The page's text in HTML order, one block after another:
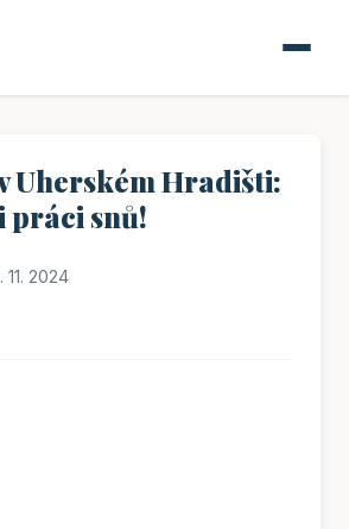
Uherském Hradišti:
práci snů!
2024